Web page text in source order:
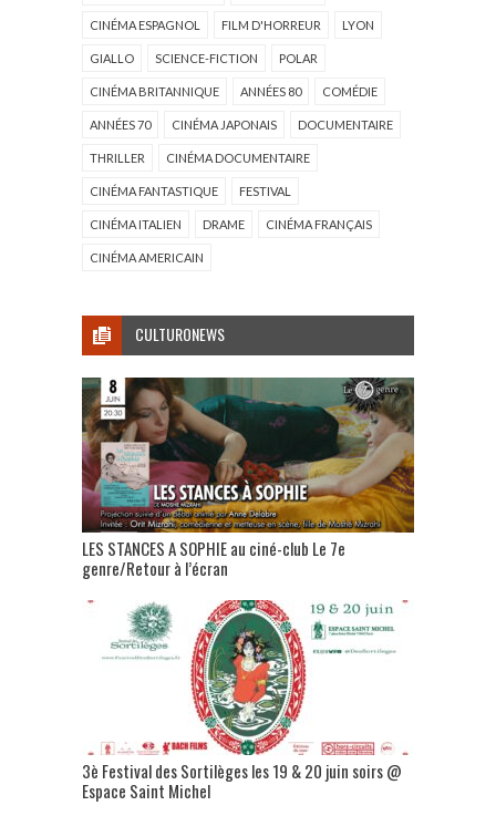
CINÉMA ESPAGNOL FILM D'HORREUR LYON
GIALLO SCIENCE-FICTION POLAR
CINÉMA BRITANNIQUE ANNÉES 80 COMÉDIE
ANNÉES 70 CINÉMA JAPONAIS DOCUMENTAIRE
THRILLER CINÉMA DOCUMENTAIRE
CINÉMA FANTASTIQUE FESTIVAL
CINÉMA ITALIEN DRAME CINÉMA FRANÇAIS
CINÉMA AMERICAIN
CULTURONEWS
LES STANCES A SOPHIE au ciné-club Le 7e
genre/Retour à l’écran
3è Festival des Sortilèges les 19 & 20 juin soirs @
Espace Saint Michel